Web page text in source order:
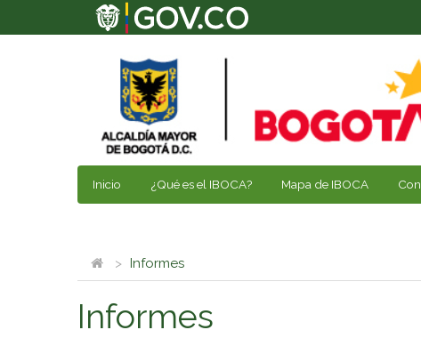
Inicio ¿Qué es el IBOCA? Mapa de IBOCA
Informes
Informes